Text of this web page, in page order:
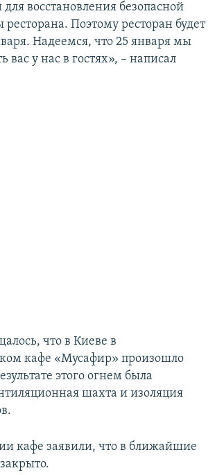
восстановления безопасной
Поэтому ресторан будет
Надеемся, что 25 января мы
у нас в гостях», – написал
что в Киеве в
кафе «Мусафир» произошло
этого огнем была
шахта и изоляция
кафе заявили, что в ближайшие